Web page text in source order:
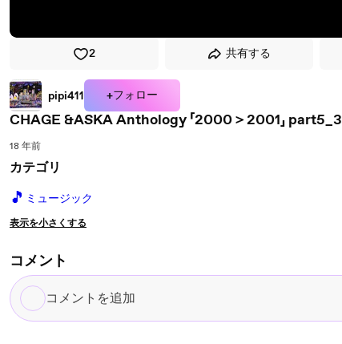
2 共有する
pipi411 +フォロー
CHAGE &ASKA Anthology 「2000＞2001」 part5_3
18 年前
カテゴリ
🎵 ミュージック
表示を小さくする
コメント
コ
メ